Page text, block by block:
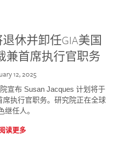
退休并卸任GIA美国
兼首席执行官职务
12, 2025
宣布 Susan Jacques 计划将于
席执行官职务。研究院正在全球
继任人。
读更多